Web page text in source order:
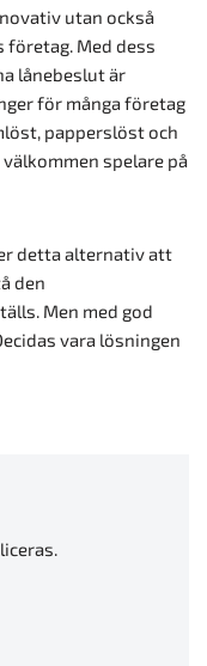
utan också
Med dess
lånebeslut är
för många företag
papperslöst och
spelare på
detta alternativ att
den
Men med god
vara lösningen